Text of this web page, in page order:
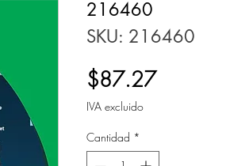
216460
SKU: 216460
$87.27Precio
IVA excluido
Cantidad *